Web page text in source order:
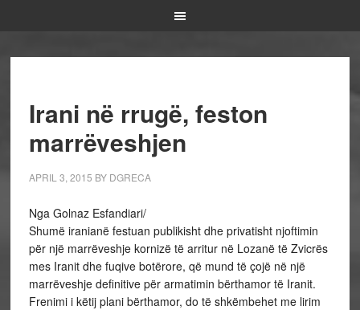
Irani në rrugë, feston
marrëveshjen
APRIL 3, 2015 BY DGRECA
Nga Golnaz Esfandiari/
Shumë iranianë festuan publikisht dhe privatisht njoftimin
për një marrëveshje kornizë të arritur në Lozanë të Zvicrës
mes Iranit dhe fuqive botërore, që mund të çojë në një
marrëveshje definitive për armatimin bërthamor të Iranit.
Frenimi i këtij plani bërthamor, do të shkëmbehet me lirim